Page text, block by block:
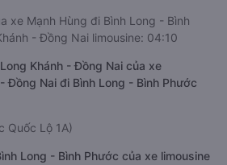
xe Mạnh Hùng đi Bình Long - Bình
- Đồng Nai limousine: 04:10
Khánh - Đồng Nai của xe
Đồng Nai đi Bình Long - Bình Phước
Quốc Lộ 1A)
Long - Bình Phước của xe limousine